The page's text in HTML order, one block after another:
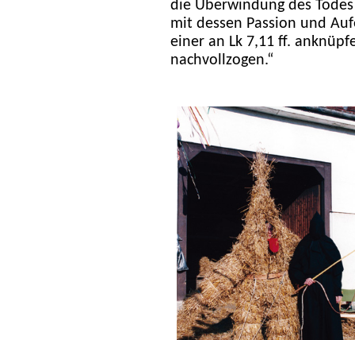
die Überwindung des
mit dessen Passion und
einer an Lk 7,11 ff.
nachvollzogen.“